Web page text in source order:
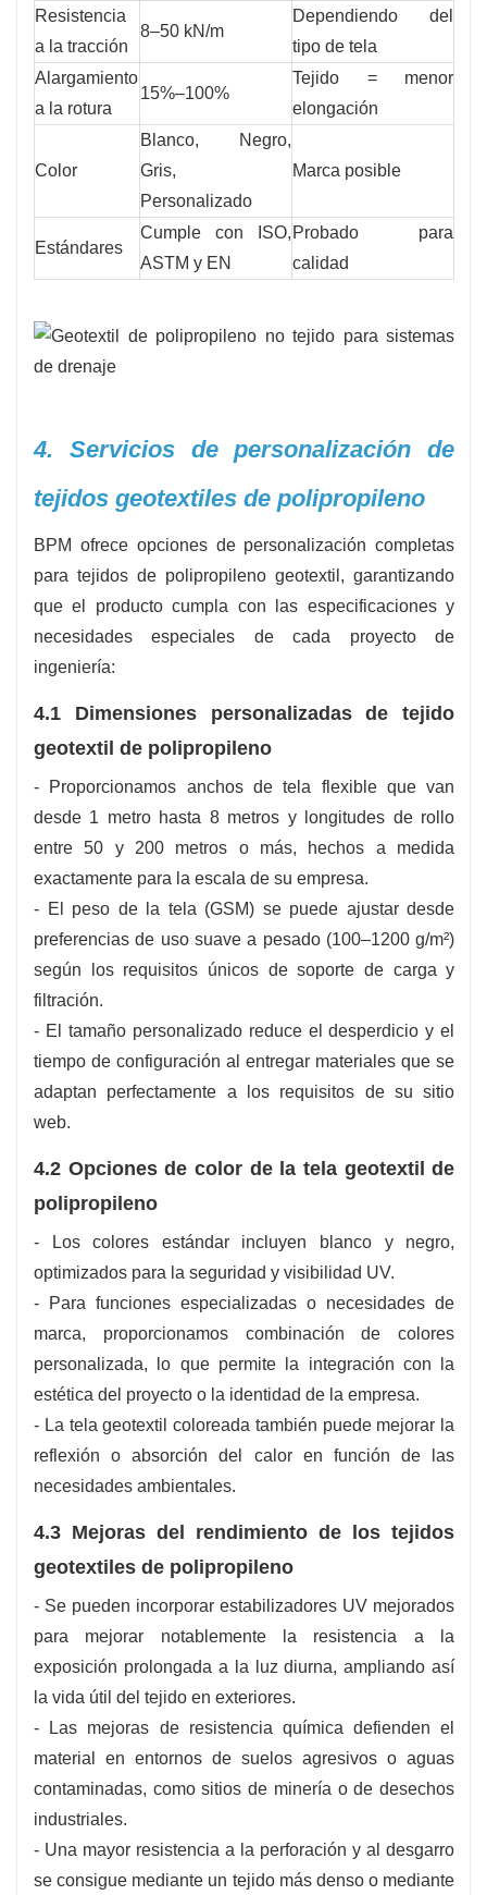
Resistencia
a la tracción
8–50 kN/m
Dependiendo del
tipo de tela
Alargamiento
a la rotura
15%–100%
Tejido = menor
elongación
Color
Blanco, Negro,
Gris,
Personalizado
Marca posible
Estándares
Cumple con ISO,
ASTM y EN
Probado para
calidad
4. Servicios de personalización de
tejidos geotextiles de polipropileno
BPM ofrece opciones de personalización completas
para tejidos de polipropileno geotextil, garantizando
que el producto cumpla con las especificaciones y
necesidades especiales de cada proyecto de
ingeniería:
4.1 Dimensiones personalizadas de tejido
geotextil de polipropileno
- Proporcionamos anchos de tela flexible que van
desde 1 metro hasta 8 metros y longitudes de rollo
entre 50 y 200 metros o más, hechos a medida
exactamente para la escala de su empresa.
- El peso de la tela (GSM) se puede ajustar desde
preferencias de uso suave a pesado (100–1200 g/m²)
según los requisitos únicos de soporte de carga y
filtración.
- El tamaño personalizado reduce el desperdicio y el
tiempo de configuración al entregar materiales que se
adaptan perfectamente a los requisitos de su sitio
web.
4.2 Opciones de color de la tela geotextil de
polipropileno
- Los colores estándar incluyen blanco y negro,
optimizados para la seguridad y visibilidad UV.
- Para funciones especializadas o necesidades de
marca, proporcionamos combinación de colores
personalizada, lo que permite la integración con la
estética del proyecto o la identidad de la empresa.
- La tela geotextil coloreada también puede mejorar la
reflexión o absorción del calor en función de las
necesidades ambientales.
4.3 Mejoras del rendimiento de los tejidos
geotextiles de polipropileno
- Se pueden incorporar estabilizadores UV mejorados
para mejorar notablemente la resistencia a la
exposición prolongada a la luz diurna, ampliando así
la vida útil del tejido en exteriores.
- Las mejoras de resistencia química defienden el
material en entornos de suelos agresivos o aguas
contaminadas, como sitios de minería o de desechos
industriales.
- Una mayor resistencia a la perforación y al desgarro
se consigue mediante un tejido más denso o mediante